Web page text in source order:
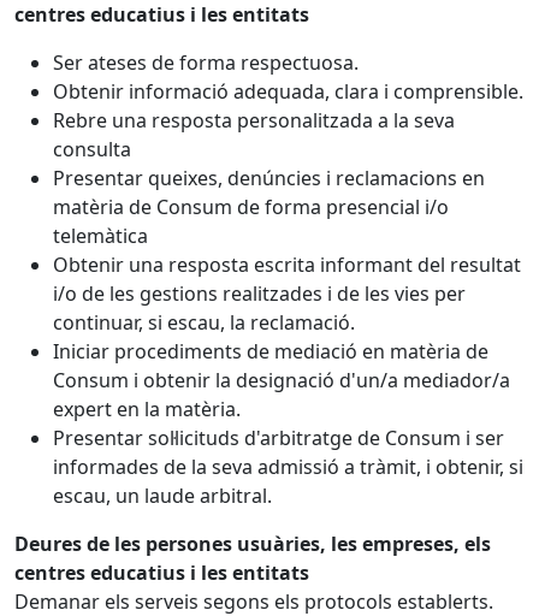
centres educatius i les entitats
Ser ateses de forma respectuosa.
Obtenir informació adequada, clara i comprensible.
Rebre una resposta personalitzada a la seva
consulta
Presentar queixes, denúncies i reclamacions en
matèria de Consum de forma presencial i/o
telemàtica
Obtenir una resposta escrita informant del resultat
i/o de les gestions realitzades i de les vies per
continuar, si escau, la reclamació.
Iniciar procediments de mediació en matèria de
Consum i obtenir la designació d'un/a mediador/a
expert en la matèria.
Presentar sol·licituds d'arbitratge de Consum i ser
informades de la seva admissió a tràmit, i obtenir, si
escau, un laude arbitral.
Deures de les persones usuàries, les empreses, els
centres educatius i les entitats
Demanar els serveis segons els protocols establerts.